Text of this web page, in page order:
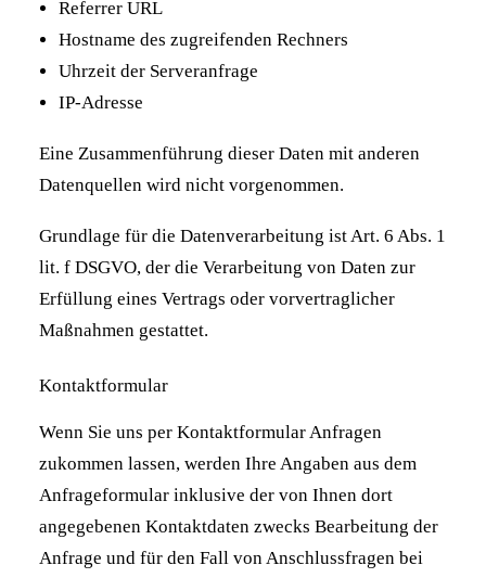
Referrer URL
Hostname des zugreifenden Rechners
Uhrzeit der Serveranfrage
IP-Adresse
Eine Zusammenführung dieser Daten mit anderen
Datenquellen wird nicht vorgenommen.
Grundlage für die Datenverarbeitung ist Art. 6 Abs. 1
lit. f DSGVO, der die Verarbeitung von Daten zur
Erfüllung eines Vertrags oder vorvertraglicher
Maßnahmen gestattet.
Kontaktformular
Wenn Sie uns per Kontaktformular Anfragen
zukommen lassen, werden Ihre Angaben aus dem
Anfrageformular inklusive der von Ihnen dort
angegebenen Kontaktdaten zwecks Bearbeitung der
Anfrage und für den Fall von Anschlussfragen bei